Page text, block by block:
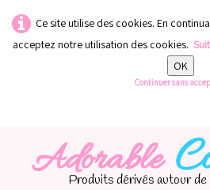
Ce site utilise des cookies. En
acceptez notre utilisation des cookies.
OK
Continuer sans
Adorable
Produits dérivés autour